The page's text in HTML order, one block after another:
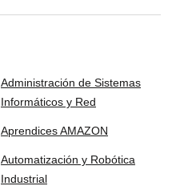
Administración de Sistemas
Informáticos y Red
Aprendices AMAZON
Automatización y Robótica
Industrial